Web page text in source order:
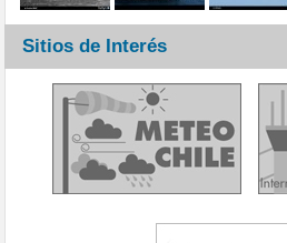
Sitios de Interés